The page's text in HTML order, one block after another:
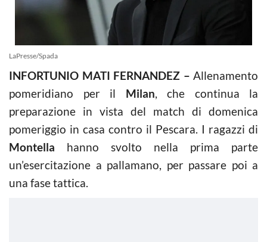
LaPresse/Spada
INFORTUNIO MATI FERNANDEZ – Allenamento
pomeridiano per il Milan, che continua la
preparazione in vista del match di domenica
pomeriggio in casa contro il Pescara. I ragazzi di
Montella hanno svolto nella prima parte
un’esercitazione a pallamano, per passare poi a
una fase tattica.